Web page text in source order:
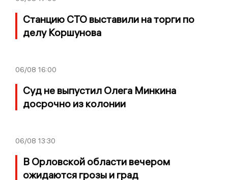
Станцию СТО выставили на торги по
делу Коршунова
06/08 16:00
Суд не выпустил Олега Минкина
досрочно из колонии
06/08 13:30
В Орловской области вечером
ожидаются грозы и град